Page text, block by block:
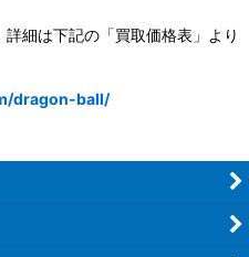
細は下記の「買取価格表」より
dragon-ball/